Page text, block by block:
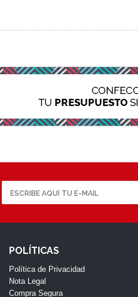
POLÍTICAS
Política de Privacidad
Nota Legal
Compra Segura